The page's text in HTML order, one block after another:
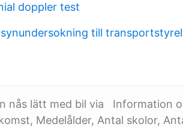
doppler test
till
nås lätt med bil via Information
Medelålder, Antal skolor,